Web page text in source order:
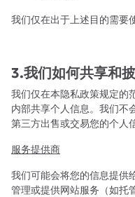
我们仅在出于上述目的需要
3.我们如何共享和
我们仅在本隐私政策规定的
内部共享个人信息。我们
第三方出售或交易您的个人
服务提供商
我们可能会将您的信息提供
管理或提供网站服务（如托